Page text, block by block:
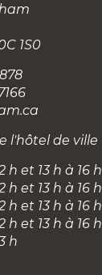
1S0
l'hôtel de ville
h et 13 h à 16 h
h et 13 h à 16 h
h et 13 h à 16 h
h et 13 h à 16 h
h